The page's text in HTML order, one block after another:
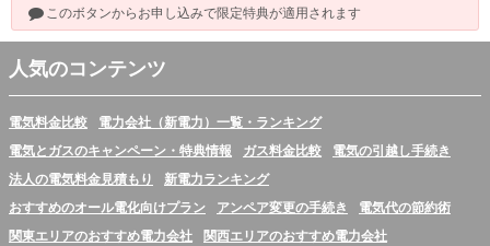
このボタンからお申し込みで限定特典が適用されます
人気のコンテンツ
電気料金比較
電力会社（新電力）一覧・ランキング
電気とガスのキャンペーン・特典情報
ガス料金比較
電気の引越し手続き
法人の電気料金見積もり
新電力ランキング
おすすめのオール電化向けプラン
アンペア変更の手続き
電気代の節約術
関東エリアのおすすめ電力会社
関西エリアのおすすめ電力会社